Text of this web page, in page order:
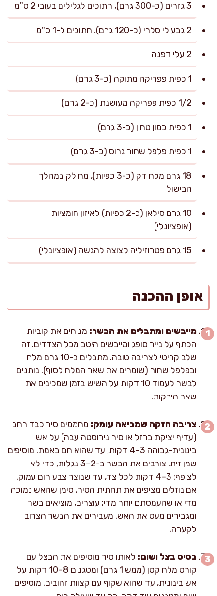
3 גזרים (כ-300 גרם), חתוכים לגלילים בעובי 2 ס"מ
2 גבעולי סלרי (כ-120 גרם), חתוכים ל-1 ס"מ
2 עלי דפנה
1 כפית פפריקה מתוקה (כ-3 גרם)
1/2 כפית פפריקה מעושנת (כ-2 גרם)
1 כפית כמון טחון (כ-3 גרם)
1 כפית פלפל שחור גרוס (כ-3 גרם)
18 גרם מלח דק (כ-3 כפיות), מחולק במהלך
הבישול
10 גרם סילאן (כ-2 כפיות) לאיזון חומציות
(אופציונלי)
15 גרם פטרוזיליה קצוצה להגשה (אופציונלי)
אופן ההכנה
מייבשים ומתבלים את הבשר: מניחים את קוביות
הכתף על נייר סופג ומייבשים היטב מכל הצדדים. זה
שלב קריטי לצריבה טובה. מתבלים ב-10 גרם מלח
ובפלפל שחור (שומרים את שאר המלח לסוף). נותנים
לבשר לעמוד 10 דקות על השיש בזמן שמכינים את
שאר הירקות.
צריבה חזקה שמביאה עומק: מחממים סיר כבד רחב
(עדיף יציקת ברזל או סיר נירוסטה עבה) על אש
בינונית-גבוהה 3–4 דקות, עד שהוא חם באמת. מוסיפים
שמן זית. צורבים את הבשר ב-2–3 נגלות, כדי לא
לצופף: 3–4 דקות לכל צד, עד שנוצר צבע חום עמוק.
אם נוזלים מציפים את תחתית הסיר, סימן שהאש נמוכה
מדי או שהעמסתם יותר מדי; עוצרים, מוציאים בשר
ומגבירים מעט את האש. מעבירים את הבשר הצרוב
לקערה.
בסיס בצל ושום: לאותו סיר מוסיפים את הבצל עם
קורט מלח קטן (ממש 1 גרם) ומטגנים 8–10 דקות על
אש בינונית, עד שהוא שקוף עם קצוות זהובים. מוסיפים